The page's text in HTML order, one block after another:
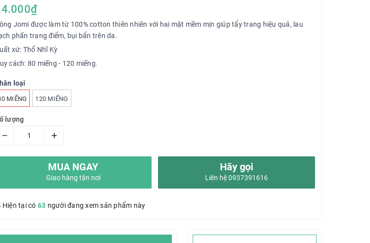
Jomi được làm từ 100% cotton thiên nhiên với hai mặt mềm mịn giúp tẩy trang hiệu quả, lau
phấn trang điểm, bụi bẩn trên da.
xứ: Thổ Nhĩ Kỳ
cách: 80 miếng - 120 miếng.
loại
MIẾNG 120 MIẾNG
lượng
– +
MUA NGAY
Giao hàng tận nơi
Hãy gọi
Liên hệ 0937391616
Hiện tại có 63 người đang xem sản phẩm này